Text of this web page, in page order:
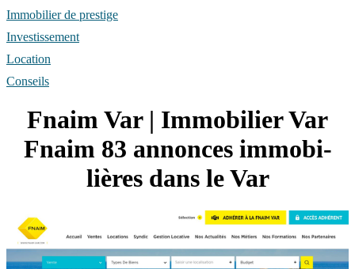
Immobilier de prestige
Investissement
Location
Conseils
Fnaim Var | Immobilier Var
Fnaim 83 annonces im­mobi­
lières dans le Var